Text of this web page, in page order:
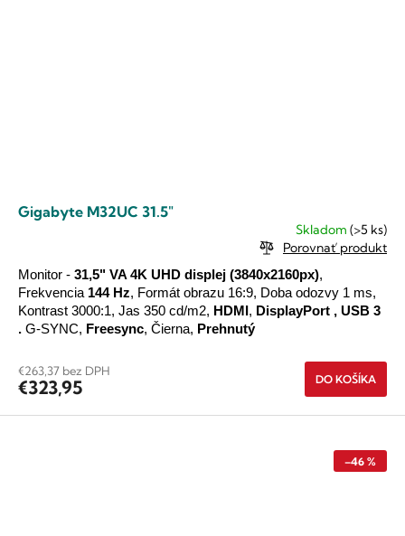
Gigabyte M32UC 31.5"
Skladom (>5 ks)
Porovnať produkt
€263,37 bez DPH
€323,95 DO KOŠÍKA
Monitor - 31,5" VA4K UHD displej (3840x2160px),
Frekvencia 144 Hz, Formát obrazu 16:9, Doba odozvy 1 ms,
Kontrast 3000:1, Jas 350 cd/m2, HDMI , DisplayPort , USB 3
. G-SYNC, Freesync, Čierna, Prehnutý
–46 %